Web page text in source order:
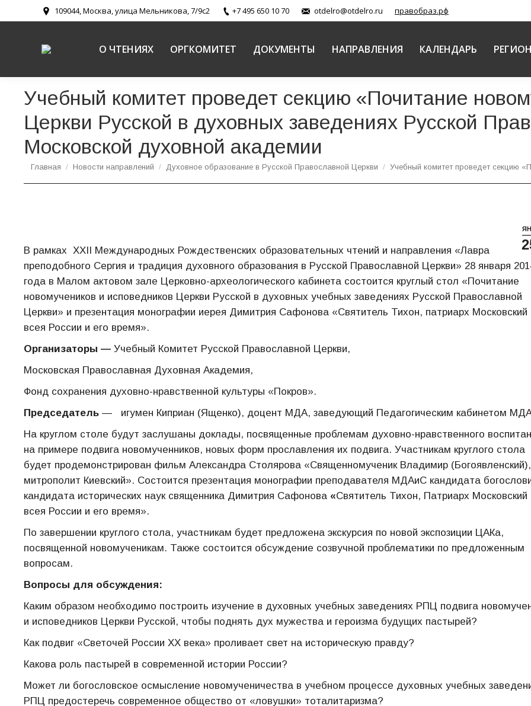
109044, Москва, улица Мельникова, 7/9с2 +7 495 650 10 70 otdelro@otdelro.ru правобраз.рф
О ЧТЕНИЯХ ОРГКОМИТЕТ ДОКУМЕНТЫ НАПРАВЛЕНИЯ КАЛЕНДАРЬ
Учебный комитет проведет секцию «Почитание
Церкви Русской в духовных заведениях Русской
Московской духовной академии
Вы здесь:
Главная Новости направлений Духовное образование в Русской Православной Церкви Учебный комитет проведет секцию
В рамках ХХII Международных Рождественских образовательных чтений и направления «Лавра
преподобного Сергия и традиция духовного образования в Русской Православной Церкви» 28 января
года в Малом актовом зале Церковно-археологического кабинета состоится круглый стол «Почитание
новомучеников и исповедников Церкви Русской в духовных учебных заведениях Русской Православной
Церкви» и презентация монографии иерея Димитрия Сафонова «Святитель Тихон, патриарх Московский
всея России и его время».
Организаторы — Учебный Комитет Русской Православной Церкви,
Московская Православная Духовная Академия,
Фонд сохранения духовно-нравственной культуры «Покров».
Председатель — игумен Киприан (Ященко), доцент МДА, заведующий Педагогическим кабинетом
На круглом столе будут заслушаны доклады, посвященные проблемам духовно-нравственного
на примере подвига новомученников, новых форм прославления их подвига. Участникам круглого стола
будет продемонстрирован фильм Александра Столярова «Священномученик Владимир (Богоявленский),
митрополит Киевский». Состоится презентация монографии преподавателя МДАиС кандидата
кандидата исторических наук священника Димитрия Сафонова «Святитель Тихон, Патриарх Московский
всея России и его время».
По завершении круглого стола, участникам будет предложена экскурсия по новой экспозиции ЦАКа,
посвященной новомученикам. Также состоится обсуждение созвучной проблематики по предложенным
вопросам.
Вопросы для обсуждения:
Каким образом необходимо построить изучение в духовных учебных заведениях РПЦ подвига
и исповедников Церкви Русской, чтобы поднять дух мужества и героизма будущих пастырей?
Как подвиг «Светочей России XX века» проливает свет на историческую правду?
Какова роль пастырей в современной истории России?
Может ли богословское осмысление новомученичества в учебном процессе духовных учебных
РПЦ предостеречь современное общество от «ловушки» тоталитаризма?